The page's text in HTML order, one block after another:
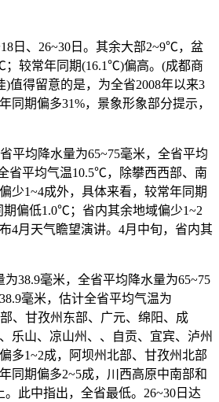
日、26~30日。其余大部2~9℃，盆
；较常年同期(16.1℃)偏高。(成都商
值得留意的是，为全省2008年以来3
同期偏多31%，景象形象部分提示，
均降水量为65~75毫米，全省平均
省平均气温10.5℃，除攀西西部、南
少1~4成外，具体来看，较常年同期
偏低1.0℃；省内其余地域偏少1~2
4月天气瞻望演讲。4月中旬，省内其
毫米，全省平均降水量为65~75
毫米，估计全省平均气温为
、甘孜州东部、广元、绵阳、成
乐山、凉山州、、自贡、宜宾、泸州
多1~2成，阿坝州北部、甘孜州北部
同期偏多2~5成，川西高原中南部和
此中指出，全省最低。26~30日达